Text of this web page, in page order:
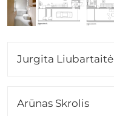
Jurgita Liubartaitė
Arūnas Skrolis